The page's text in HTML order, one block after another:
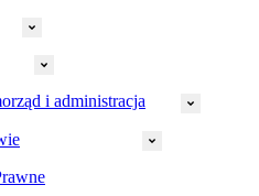
i administracja
Bezpieczeństwo publiczne